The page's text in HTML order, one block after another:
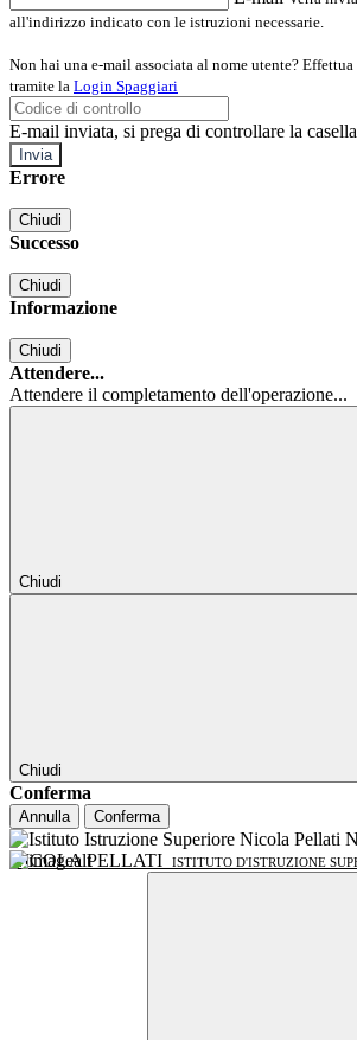
all'indirizzo indicato con le istruzioni necessarie.
Non hai una e-mail associata al nome utente?
tramite la Login Spaggiari
E-mail inviata, si prega di controllare la
Errore
Chiudi
Successo
Chiudi
Informazione
Chiudi
Attendere...
Attendere il completamento dell'operazione...
Chiudi
Chiudi
Conferma
Annulla Conferma
NICOLA PELLATI ISTITUTO D'ISTRUZIONE